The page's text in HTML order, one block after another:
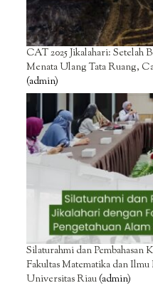
CAT 2025 Jikalahari: Setelah
Menata Ulang Tata Ruang,
(admin)
Silaturahmi dan Pembahasan
Fakultas Matematika dan
Universitas Riau(admin)